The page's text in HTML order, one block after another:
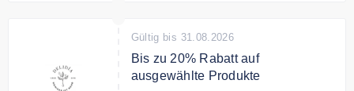
Gültig bis 31.08.2026
Bis zu 20% Rabatt auf
ausgewählte Produkte